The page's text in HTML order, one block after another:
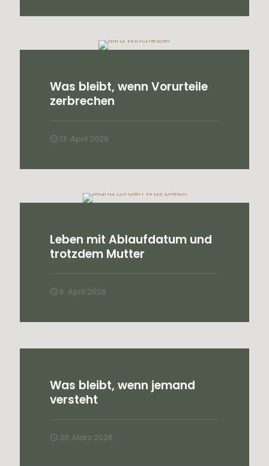
Was bleibt, wenn Vorurteile
zerbrechen
13. April 2026
Leben mit Ablaufdatum und
trotzdem Mutter
6. April 2026
Was bleibt, wenn jemand
versteht
30. März 2026